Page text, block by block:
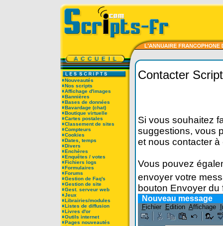
Nouveautés
Nos scripts
Affichage d'images
Bannières
Bases de données
Bavardage (chat)
Boutique virtuelle
Cartes postales
Classement de sites
Compteurs
Cookies
Dates, temps
Divers
Enchères
Enquêtes / votes
Fichiers logs
Formulaires
Forums
Gestion de Faq's
Gestion de site
Gest. serveur web
Jeux
Librairies/modules
Listes de diffusion
Livres d'or
Outils internet
Pages nouveautés
Contacter
Si vous souhaitez
suggestions, vous
et nous contacter à
Vous pouvez
envoyer votre
bouton Envoyer du
Nouveau message
Fichier Edition Affichage